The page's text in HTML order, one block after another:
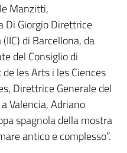
Manzitti,
Di Giorgio Direttrice
di Barcellona, da
del Consiglio di
les Arts i les Ciences
Direttrice Generale del
Valencia, Adriano
spagnola della mostra
antico e complesso”.